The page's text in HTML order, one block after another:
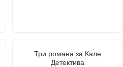
Три романа за Кале
Детектива